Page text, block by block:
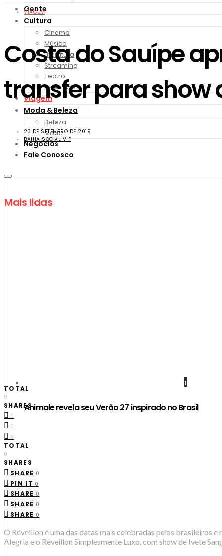
Gente
Cultura
Cinema
Música
Literatura
Streaming
Teatro
Televisão
Viagem
Moda & Beleza
Beleza
Moda
Negócios
Fale Conosco
Mais lidas
1
Animale revela seu Verão 27 inspirado no Brasil
VIAGEM
Costa do Sauípe
transfer para show
23 DE SETEMBRO DE 2019
BAHIA SOCIAL VIP
TOTAL
0
SHARES
0
0
0
TOTAL
0
SHARES
SHARE 0
PIN IT 0
SHARE 0
SHARE 0
SHARE 0
O Réveillon é uma das datas mais celebradas pelos brasileiros e
Alegria e o Réveillon Simplesmente Luxo, com show de Ivete